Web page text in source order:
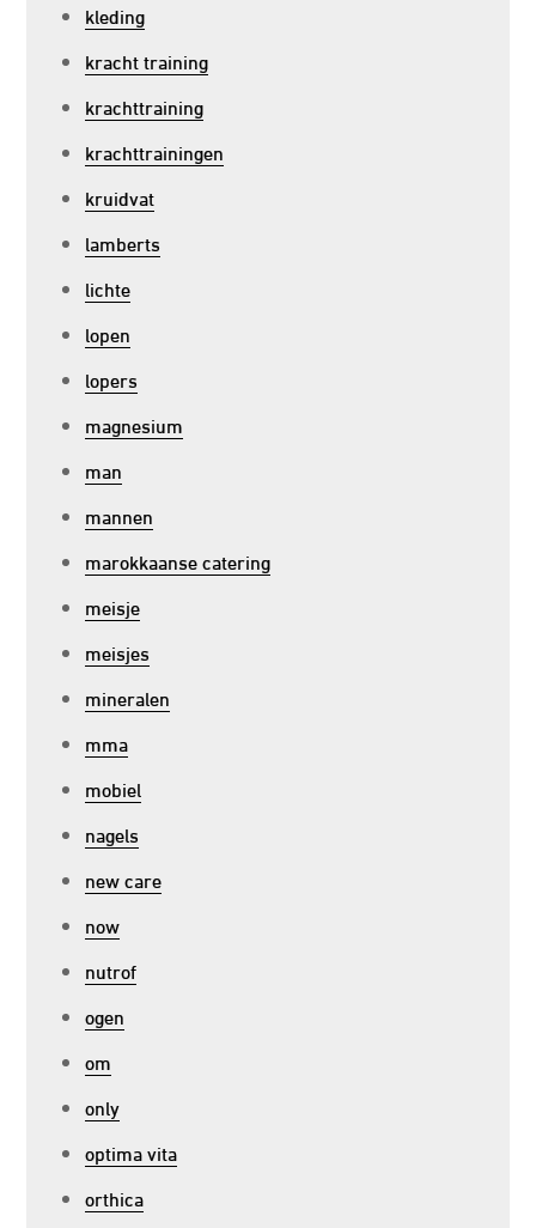
kleding
kracht training
krachttraining
krachttrainingen
kruidvat
lamberts
lichte
lopen
lopers
magnesium
man
mannen
marokkaanse catering
meisje
meisjes
mineralen
mma
mobiel
nagels
new care
now
nutrof
ogen
om
only
optima vita
orthica